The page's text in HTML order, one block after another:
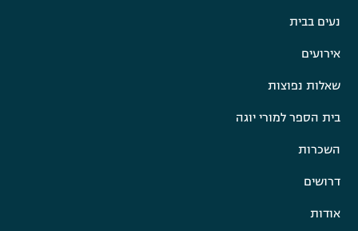
נעים בבית
אירועים
שאלות נפוצות
בית הספר למורי יוגה
השכרות
דרושים
אודות